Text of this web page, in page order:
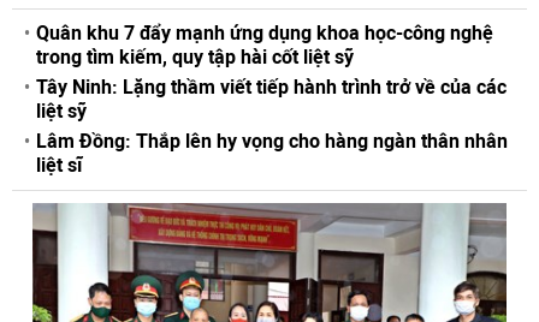
Quân khu 7 đẩy mạnh ứng dụng khoa học-công nghệ
trong tìm kiếm, quy tập hài cốt liệt sỹ
Tây Ninh: Lặng thầm viết tiếp hành trình trở về của các
liệt sỹ
Lâm Đồng: Thắp lên hy vọng cho hàng ngàn thân nhân
liệt sĩ